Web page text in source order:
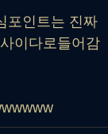
포인트는 진짜
이다로들어감